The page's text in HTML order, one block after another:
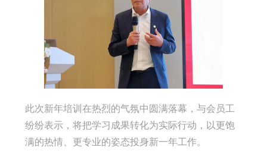
此次新年培训在热烈的气氛中圆满落幕，与会员工
纷纷表示，将把学习成果转化为实际行动，以更饱
满的热情、更专业的姿态投身新一年工作。